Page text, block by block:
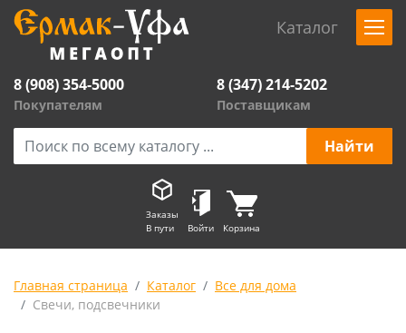
Каталог
8 (908) 354-5000
Покупателям
8 (347) 214-5202
Поставщикам
Заказы
В пути
Войти Корзина
Главная страница Каталог
Все для дома
Свечи, подсвечники